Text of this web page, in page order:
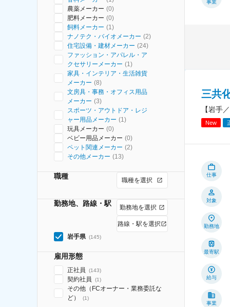
農薬メーカー (0)
肥料メーカー (0)
飼料メーカー (1)
ナノテク・バイオメーカー (2)
住宅設備・建材メーカー (24)
ファッション・アパレル・ア
クセサリーメーカー (1)
家具・インテリア・生活雑貨
メーカー (8)
文房具・事務・オフィス用品
メーカー (3)
スポーツ・アウトドア・レジ
ャー用品メーカー (1)
玩具メーカー (0)
ベビー用品メーカー (0)
ペット関連メーカー (2)
その他メーカー (13)
職種 職種を選択
勤務地、路線・駅 勤務地を選択
路線・駅を選択
岩手県 (145)
雇用形態
正社員 (143)
契約社員 (1)
その他（FCオーナー・業務委託な
ど）
(1)
事業
三共
【岩手
New
仕事
対象
勤務地
最寄駅
給与
事業